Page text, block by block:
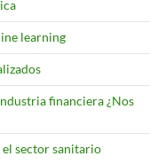
learning
financiera ¿Nos
el sector sanitario